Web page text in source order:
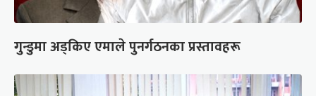
गुन्डुमा अड्किए एमाले पुनर्गठनका प्रस्तावहरू